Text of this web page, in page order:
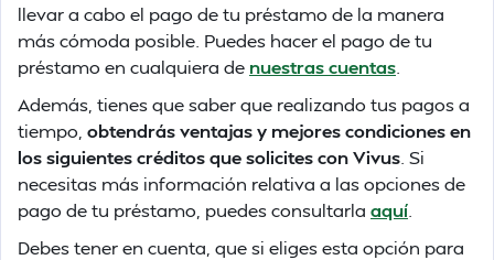
llevar a cabo el pago de tu préstamo de la manera
más cómoda posible. Puedes hacer el pago de tu
préstamo en cualquiera de nuestras cuentas
Además, tienes que saber que realizando tus pagos a
tiempo, obtendrás ventajas y mejores condiciones en
los siguientes créditos que solicites con Vivus . Si
necesitas más información relativa a las opciones de
pago de tu préstamo, puedes consultarla aquí
Debes tener en cuenta, que si eliges esta opción para